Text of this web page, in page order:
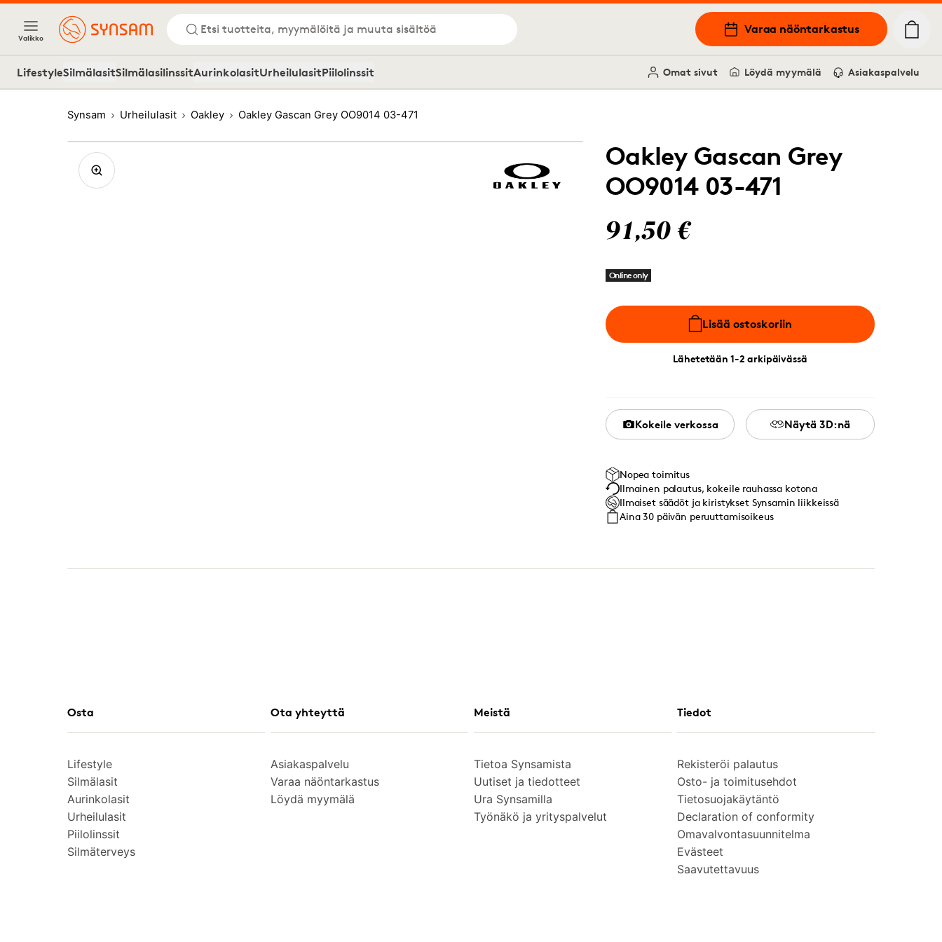
Valikko
Etsi tuotteita, myymälöitä ja muuta sisältöä Varaa näöntarkastus
LifestyleSilmälasitSilmälasilinssitAurinkolasitUrheilulasitPiilolinssit Omat sivut Löydä myymälä Asiakaspalvelu
Synsam Urheilulasit Oakley Oakley Gascan Grey OO9014 03-471
Oakley Gascan Grey
OO9014 03-471
91,50 €
Online only
Lisää ostoskoriin
Lähetetään 1-2 arkipäivässä
Kokeile verkossa Näytä 3D:nä
Nopea toimitus
Ilmainen palautus, kokeile rauhassa kotona
Ilmaiset säädöt ja kiristykset Synsamin liikkeissä
Aina 30 päivän peruuttamisoikeus
Osta
Lifestyle
Silmälasit
Aurinkolasit
Urheilulasit
Piilolinssit
Silmäterveys
Ota yhteyttä
Asiakaspalvelu
Varaa näöntarkastus
Löydä myymälä
Meistä
Tietoa Synsamista
Uutiset ja tiedotteet
Ura Synsamilla
Työnäkö ja yrityspalvelut
Tiedot
Rekisteröi palautus
Osto- ja toimitusehdot
Tietosuojakäytäntö
Declaration of conformity
Omavalvontasuunnitelma
Evästeet
Saavutettavuus